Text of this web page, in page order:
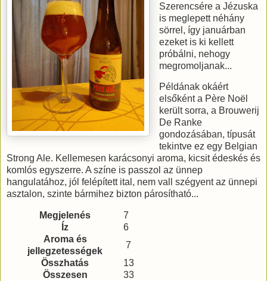
Szerencsére a Jézuska
is meglepett néhány
sörrel, így januárban
ezeket is ki kellett
próbálni, nehogy
megromoljanak...
Példának okáért
elsőként a Père Noël
került sorra, a Brouwerij
De Ranke
gondozásában, típusát
tekintve ez egy Belgian
Strong Ale. Kellemesen karácsonyi aroma, kicsit édeskés és
komlós egyszerre. A színe is passzol az ünnep
hangulatához, jól felépített ital, nem vall szégyent az ünnepi
asztalon, szinte bármihez bizton párosítható...
Megjelenés
7
Íz
6
Aroma és
jellegzetességek
7
Összhatás
13
Összesen
33